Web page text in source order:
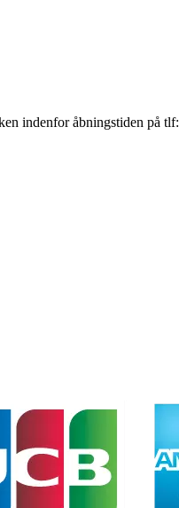
indenfor åbningstiden på tlf: